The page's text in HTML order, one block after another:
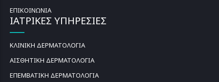
ΕΠΙΚΟΙΝΩΝΙΑ
ΙΑΤΡΙΚΕΣ ΥΠΗΡΕΣΙΕΣ
ΚΛΙΝΙΚΗ ΔΕΡΜΑΤΟΛΟΓΙΑ
ΑΙΣΘΗΤΙΚΗ ΔΕΡΜΑΤΟΛΟΓΙΑ
ΕΠΕΜΒΑΤΙΚΗ ΔΕΡΜΑΤΟΛΟΓΙΑ